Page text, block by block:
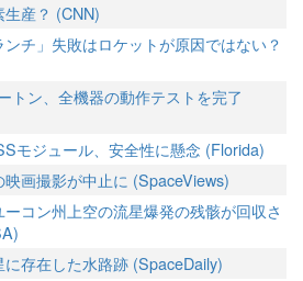
生産？ (CNN)
ンチ」失敗はロケットが原因ではない？
トン、全機器の動作テストを完了
モジュール、安全性に懸念 (Florida)
映画撮影が中止に (SpaceViews)
ーコン州上空の流星爆発の残骸が回収さ
に存在した水路跡 (SpaceDaily)